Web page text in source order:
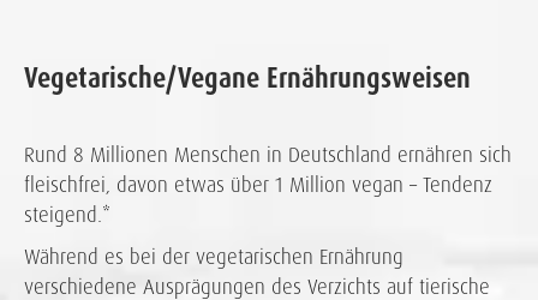
Vegetarische/Vegane Ernährungsweisen
Rund 8 Millionen Menschen in Deutschland ernähren sich
fleischfrei, davon etwas über 1 Million vegan – Tendenz
steigend.*
Während es bei der vegetarischen Ernährung
verschiedene Ausprägungen des Verzichts auf tierische